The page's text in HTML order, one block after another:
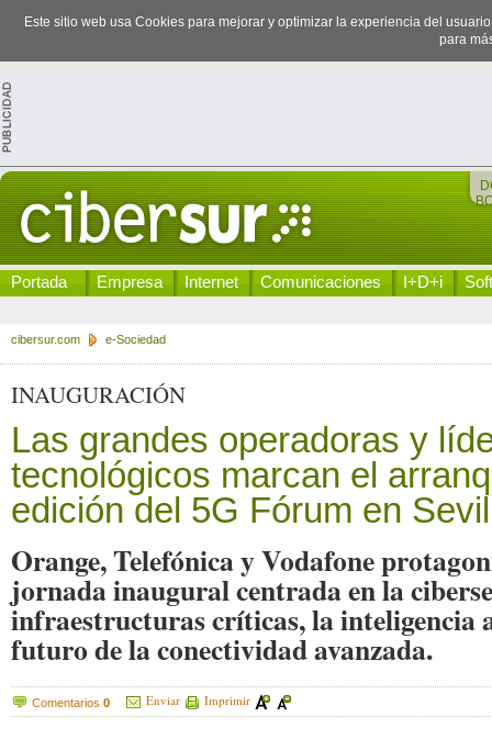
Este sitio web usa Cookies para mejorar y optimizar la experiencia del
para
Portada Empresa Internet Comunicaciones I+D+i
cibersur.com e-Sociedad
INAUGURACIÓN
Las grandes operadoras y
tecnológicos marcan el
edición del 5G Fórum en
Orange, Telefónica y Vodafone
jornada inaugural centrada en la
infraestructuras críticas, la inteligencia
futuro de la conectividad avanzada.
Comentarios 0 Enviar Imprimir